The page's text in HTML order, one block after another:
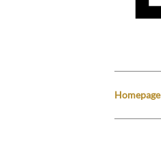
Homepage